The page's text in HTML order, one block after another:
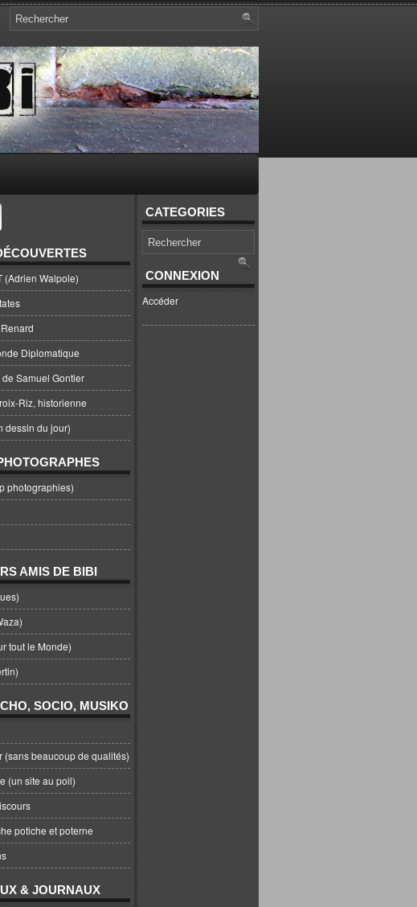
(Adrien Walpole)
Diplomatique
Samuel Gontier
Riz, historienne
dessin du jour)
photographies)
AMIS DE BIBI
tout le Monde)
SOCIO, MUSIKO
(sans beaucoup de qualités)
(un site au poil)
potiche et poterne
& JOURNAUX
CATEGORIES
CONNEXION
Accéder